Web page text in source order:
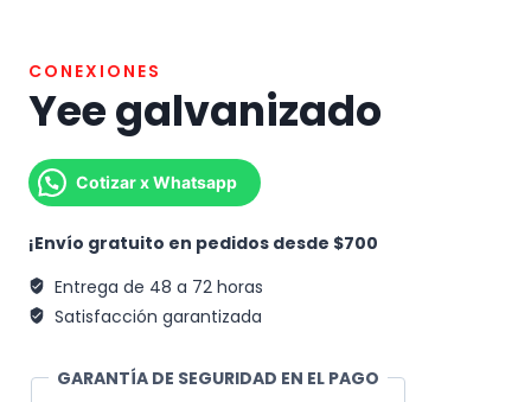
CONEXIONES
Yee galvanizado
Cotizar x Whatsapp
¡Envío gratuito en pedidos desde $700
Entrega de 48 a 72 horas
Satisfacción garantizada
GARANTÍA DE SEGURIDAD EN EL PAGO